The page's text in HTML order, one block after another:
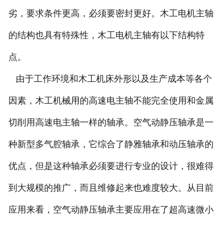
劣，要求条件更高，必须要密封更好。木工电机主轴
的结构也具有特殊性，木工电机主轴有以下结构特
点。
由于工作环境和木工机床外形以及生产成本等各个
因素，木工机械用的高速电主轴不能完全使用和金属
切削用高速电主轴一样的轴承。空气动静压轴承是一
种新型多气腔轴承，它综合了静雅轴承和动压轴承的
优点，但是这种轴承必须要进行专业的设计，很难得
到大规模的推广，而且维修起来也难度较大。从目前
应用来看，空气动静压轴承主要应用在了超高速微小